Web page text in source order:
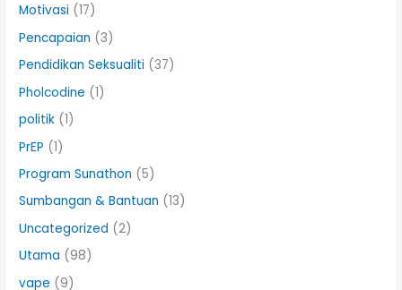
Motivasi (17)
Pencapaian (3)
Pendidikan Seksualiti (37)
Pholcodine (1)
politik (1)
PrEP (1)
Program Sunathon (5)
Sumbangan & Bantuan (13)
Uncategorized (2)
Utama (98)
vape (9)